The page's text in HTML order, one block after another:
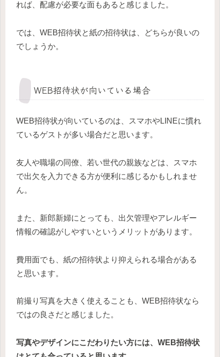
れば、配慮が必要な面もあると感じました。
では、WEB招待状と紙の招待状は、どちらが良いの
でしょうか。
WEB招待状が向いている場合
WEB招待状が向いているのは、スマホやLINEに慣れ
ているゲストが多い場合だと思います。
友人や職場の同僚、若い世代の親族などは、スマホ
で出欠を入力できる方が便利に感じるかもしれませ
ん。
また、新郎新婦にとっても、出欠管理やアレルギー
情報の確認がしやすいというメリットがあります。
費用面でも、紙の招待状より抑えられる場合がある
と思います。
前撮り写真を大きく使えることも、WEB招待状なら
ではの良さだと感じました。
写真やデザインにこだわりたい方には、WEB招待状